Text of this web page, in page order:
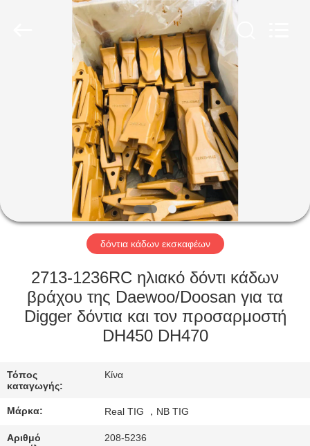
ΠΡΟΪΌΝΤΑ
ΠΕΡΊΠΟΥ
ΓΎΡΟΣ
ΕΡΓΟΣΤΑΣΊΩΝ
ΠΟΙΟΤΙΚΌΣ
ΈΛΕΓΧΟΣ
ΕΛΆΤΕ
ΣΕ
ΕΠΑΦΉ
δόντια κάδων εκσκαφέων
2713-1236RC ηλιακό δόντι κάδων
βράχου της Daewoo/Doosan για τα
Digger δόντια και τον προσαρμοστή
DH450 DH470
Τόπος
καταγωγής:
Κίνα
Μάρκα: Real TIG ，NB TIG
Αριθμό
208-5236